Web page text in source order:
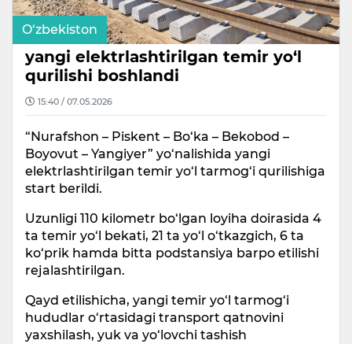
O‘zbekiston
yangi elektrlashtirilgan temir yo‘l
qurilishi boshlandi
15:40 / 07.05.2026
“Nurafshon – Piskent – Bo‘ka – Bekobod –
Boyovut – Yangiyer” yo‘nalishida yangi
elektrlashtirilgan temir yo‘l tarmog‘i qurilishiga
start berildi.
Uzunligi 110 kilometr bo‘lgan loyiha doirasida 4
ta temir yo‘l bekati, 21 ta yo‘l o‘tkazgich, 6 ta
ko‘prik hamda bitta podstansiya barpo etilishi
rejalashtirilgan.
Qayd etilishicha, yangi temir yo‘l tarmog‘i
hududlar o‘rtasidagi transport qatnovini
yaxshilash, yuk va yo‘lovchi tashish